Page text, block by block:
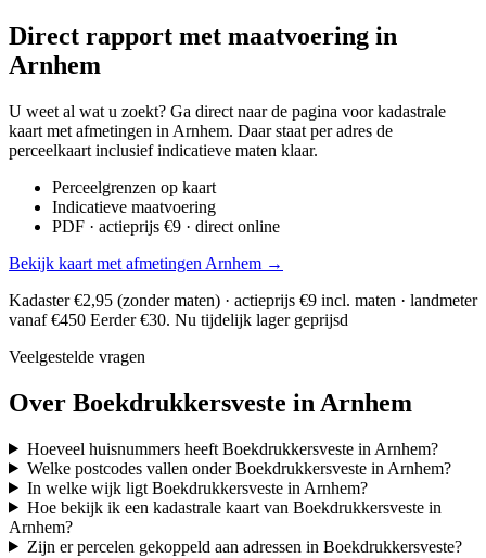
Direct rapport met maatvoering in
Arnhem
U weet al wat u zoekt? Ga direct naar de pagina voor kadastrale
kaart met afmetingen in Arnhem. Daar staat per adres de
perceelkaart inclusief indicatieve maten klaar.
Perceelgrenzen op kaart
Indicatieve maatvoering
PDF · actieprijs €9 · direct online
Bekijk kaart met afmetingen Arnhem →
Kadaster €2,95 (zonder maten) · actieprijs €9 incl. maten · landmeter
vanaf €450 Eerder €30. Nu tijdelijk lager geprijsd
Veelgestelde vragen
Over Boekdrukkersveste in Arnhem
Hoeveel huisnummers heeft Boekdrukkersveste in Arnhem?
Welke postcodes vallen onder Boekdrukkersveste in Arnhem?
In welke wijk ligt Boekdrukkersveste in Arnhem?
Hoe bekijk ik een kadastrale kaart van Boekdrukkersveste in
Arnhem?
Zijn er percelen gekoppeld aan adressen in Boekdrukkersveste?